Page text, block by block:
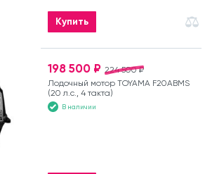
Купить
224 500 ₽
198 500 ₽
Лодочный мотор TOYAMA F20ABMS
(20 л.с., 4 такта)
В наличии